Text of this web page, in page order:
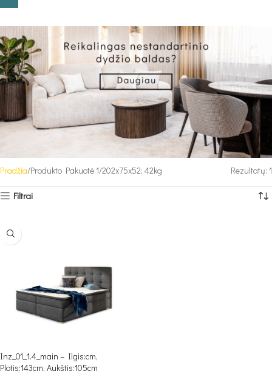
Pradžia Produkto Pakuotė 1 202x75x52; 42kg Rezultatų: 1
Filtrai
Inz_01_1.4_main – Ilgis:cm,
Plotis:143cm, Aukštis:105cm